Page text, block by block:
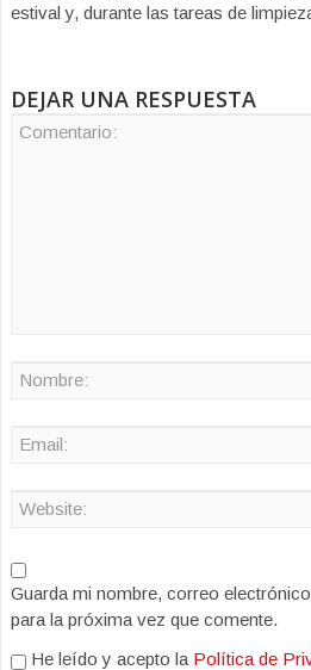
estival y, durante las tareas de
DEJAR UNA RESPUESTA
Guarda mi nombre, correo
para la próxima vez que comente.
He leído y acepto la Política de